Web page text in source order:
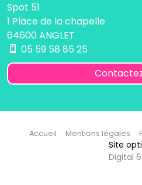
Spot 51
1 Place de la chapelle
64600 ANGLET
05 59 58 85 25
Accueil Mentions légales
Site
Digital